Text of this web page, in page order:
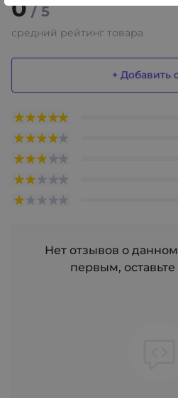
0/ 5
средний рейтинг товара
+ Добавить
Нет отзывов о данном
первым,